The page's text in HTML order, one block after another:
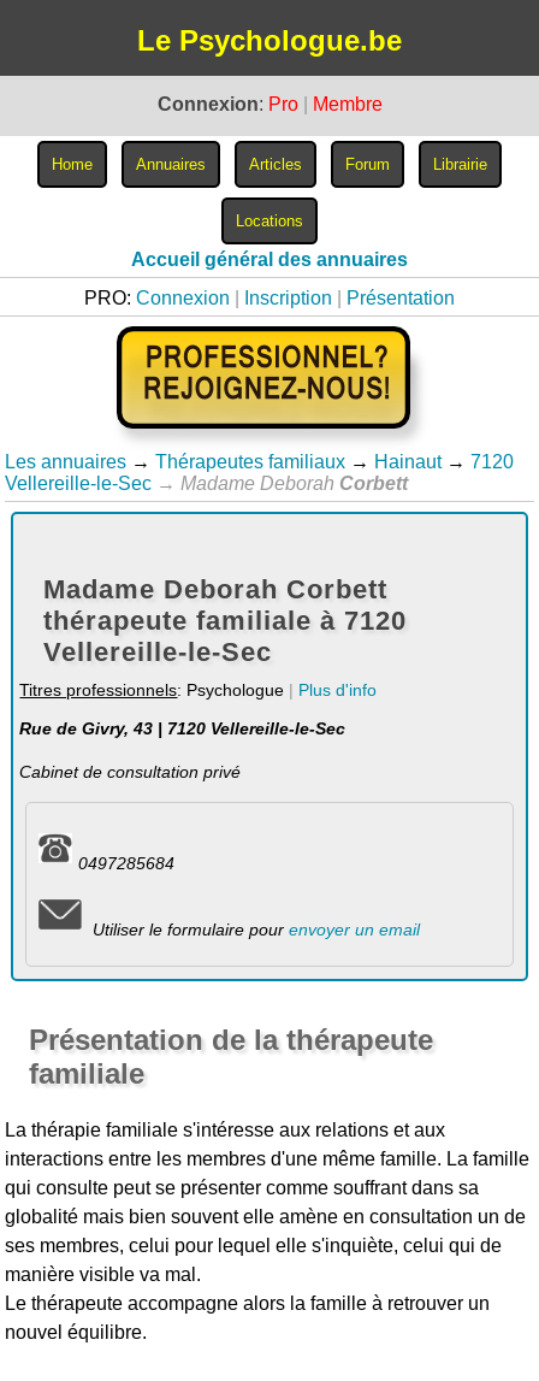
Le Psychologue.be
Connexion: Pro Membre
Accueil général des annuaires
PRO: Connexion Inscription Présentation
Les annuaires → Thérapeutes familiaux → Hainaut → 7120
Vellereille-le-Sec → Madame Deborah Corbett
Madame Deborah Corbett
thérapeute familiale à 7120
Vellereille-le-Sec
Titres professionnels: Psychologue | Plus d'info
Rue de Givry, 43 | 7120 Vellereille-le-Sec
Cabinet de consultation privé
0497285684
Utiliser le formulaire pour envoyer un email
Présentation de la thérapeute
familiale
La thérapie familiale s'intéresse aux relations et aux
interactions entre les membres d'une même famille. La famille
qui consulte peut se présenter comme souffrant dans sa
globalité mais bien souvent elle amène en consultation un de
ses membres, celui pour lequel elle s'inquiète, celui qui de
manière visible va mal.
Le thérapeute accompagne alors la famille à retrouver un
nouvel équilibre.